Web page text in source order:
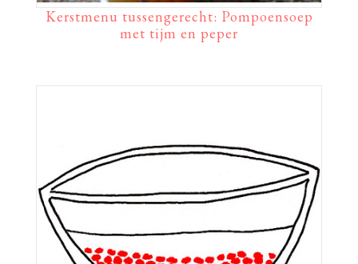
Kerstmenu tussengerecht: Pompoensoep
met tijm en peper